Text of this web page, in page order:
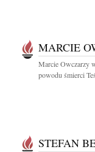
MARCIE
Marcie Owczarzy
powodu śmierci
STEFAN